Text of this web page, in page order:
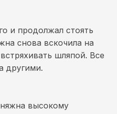
и продолжал стоять
снова вскочила на
шляпой. Все
другими.
высокому